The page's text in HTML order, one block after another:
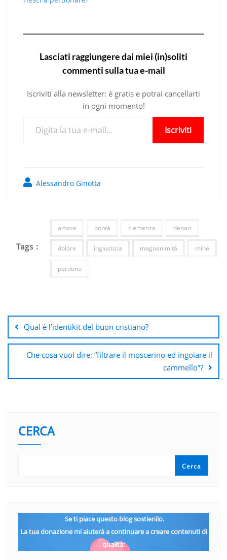
Lasciati raggiungere dai miei (in)soliti
commenti sulla tua e-mail
Iscriviti alla newsletter: è gratis e potrai cancellarti
in ogni momento!
Iscriviti
Alessandro Ginotta
Tags :
amore bontà clemenza denari
dolore ingiustizia magnanimità mine
perdono
articoli
Qual è l’identikit del buon cristiano?
Che cosa vuol dire: “filtrare il moscerino ed ingoiare il
cammello”?
CERCA
Cerca
Se ti piace questo blog sostienilo.
La tua donazione mi aiuterà a continuare a creare contenuti di
qualità: